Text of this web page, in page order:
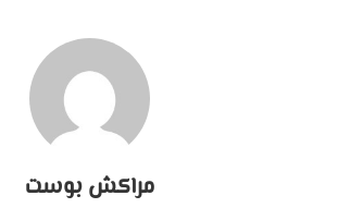
مراكش بوست